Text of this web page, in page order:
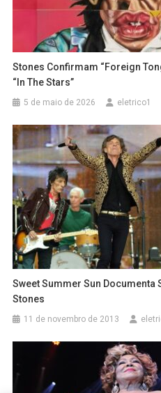
Stones Confirmam “Foreign
“In The Stars”
5 de maio de 2026 eletrico1
Sweet Summer Sun
Stones
11 de novembro de 2013